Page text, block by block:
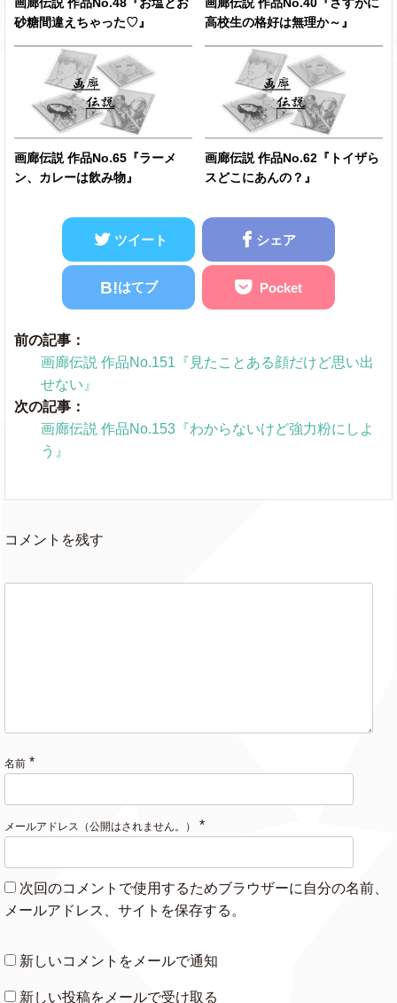
砂糖間違えちゃった♡』
高校生の格好は無理か～』
画廊伝説 作品No.65『ラーメ
ン、カレーは飲み物』
画廊伝説 作品No.62『トイザら
スどこにあんの？』
ツイート シェア
B!はてブ Pocket
前の記事：
画廊伝説 作品No.151『見たことある顔だけど思い出
せない』
次の記事：
画廊伝説 作品No.153『わからないけど強力粉にしよ
う』
コメントを残す
名前 *
メールアドレス（公開はされません。） *
次回のコメントで使用するためブラウザーに自分の名前、
メールアドレス、サイトを保存する。
新しいコメントをメールで通知
新しい投稿をメールで受け取る